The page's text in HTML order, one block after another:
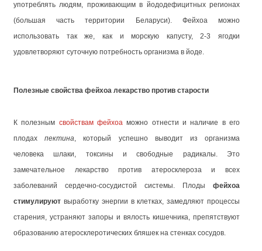
употреблять людям, проживающим в йододефицитных регионах
(большая часть территории Беларуси). Фейхоа можно
использовать так же, как и морскую капусту, 2-3 ягодки
удовлетворяют суточную потребность организма в йоде.
Полезные свойства фейхоа лекарство против старости
К полезным свойствам фейхоа можно отнести и наличие в его
плодахпектина, который успешно выводит из организма
человека шлаки, токсины и свободные радикалы. Это
замечательное лекарство против атеросклероза и всех
заболеваний сердечно-сосудистой системы. Плоды фейхоа
стимулируют выработку энергии в клетках, замедляют процессы
старения, устраняют запоры и вялость кишечника, препятствуют
образованию атеросклеротических бляшек на стенках сосудов.